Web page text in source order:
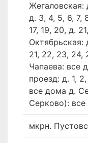
Жегаловская:
д. 3, 4, 5, 6, 7,
17, 19, 20, д.
Октябрьская:
21, 22, 23, 24,
Чапаева: все
проезд: д. 1,
все дома д.
Серково):
мкрн.